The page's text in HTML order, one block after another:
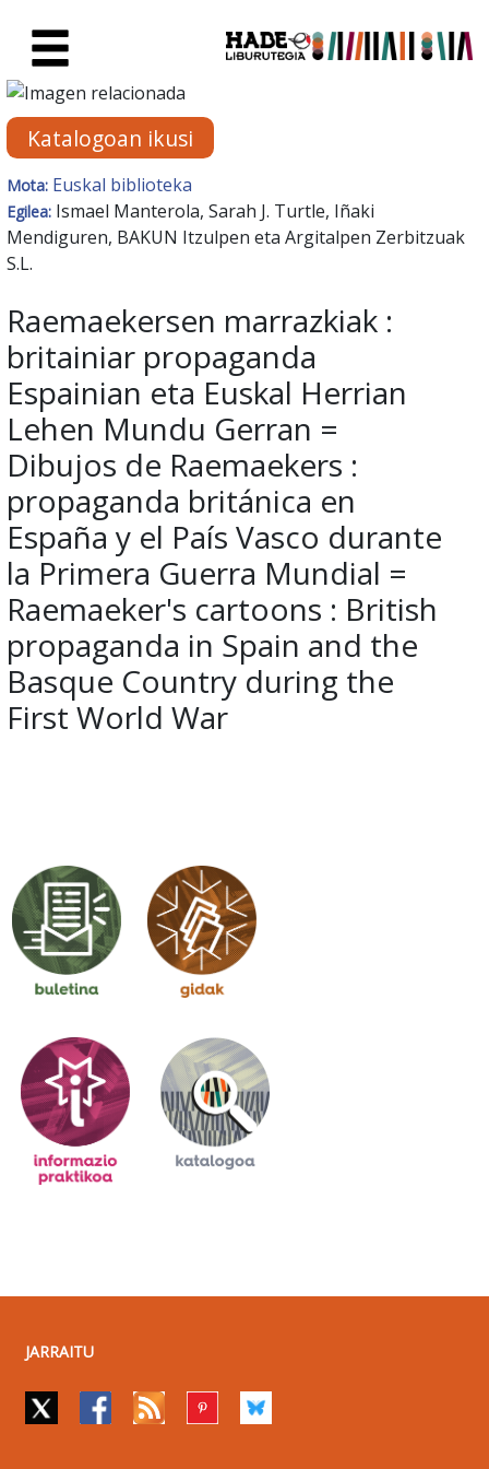
Eskuratu berriak Fitxa -
Katalogoan ikusi
Mota: Euskal biblioteka
Egilea: Ismael Manterola, Sarah J. Turtle, Iñaki
Mendiguren, BAKUN Itzulpen eta Argitalpen Zerbitzuak
S.L.
Raemaekersen marrazkiak :
britainiar propaganda
Espainian eta Euskal Herrian
Lehen Mundu Gerran =
Dibujos de Raemaekers :
propaganda británica en
España y el País Vasco durante
la Primera Guerra Mundial =
Raemaeker's cartoons : British
propaganda in Spain and the
Basque Country during the
First World War
JARRAITU